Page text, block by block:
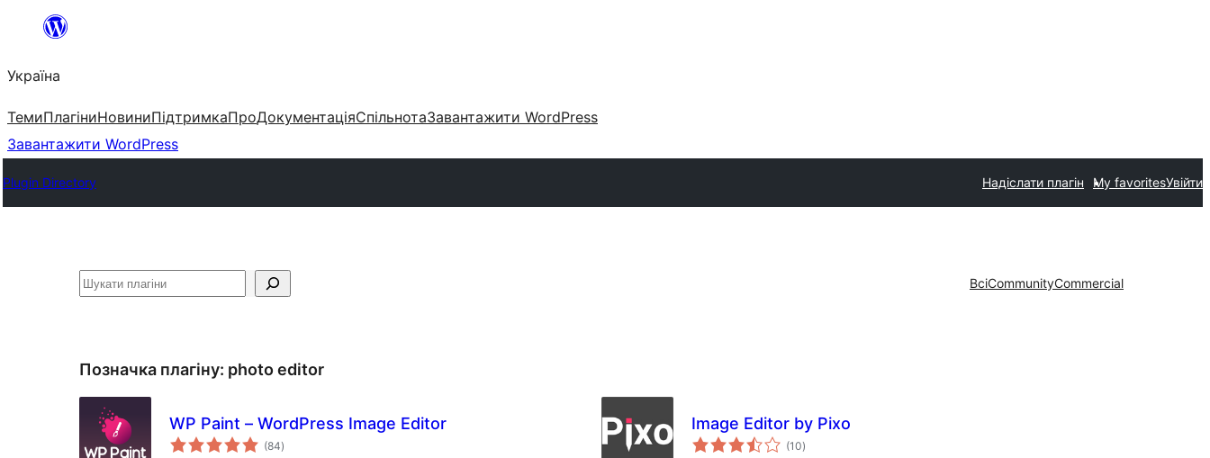
Перейти
вмісту
Україна
ТемиПлагіниНовиниПідтримкаПроДокументаціяСпільнотаЗавантажити WordPress
Завантажити WordPress
Plugin Directory Надіслати плагін My favoritesУвійти
Пошук ВсіCommunityCommercial
Позначка плагіну: photo editor
WP Paint – WordPress Image Editor
(84загальний
рейтинг
)
Image Editor by Pixo
(10загальний
рейтинг
)